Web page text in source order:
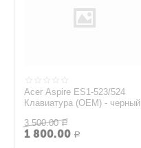
Acer Aspire ES1-523/524
Клавиатура (OEM) - черный
3 500.00 Р
1 800.00 Р